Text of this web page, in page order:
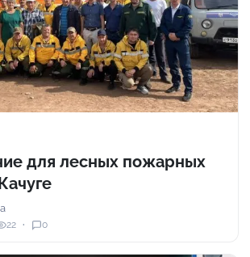
для лесных пожарных
22 0